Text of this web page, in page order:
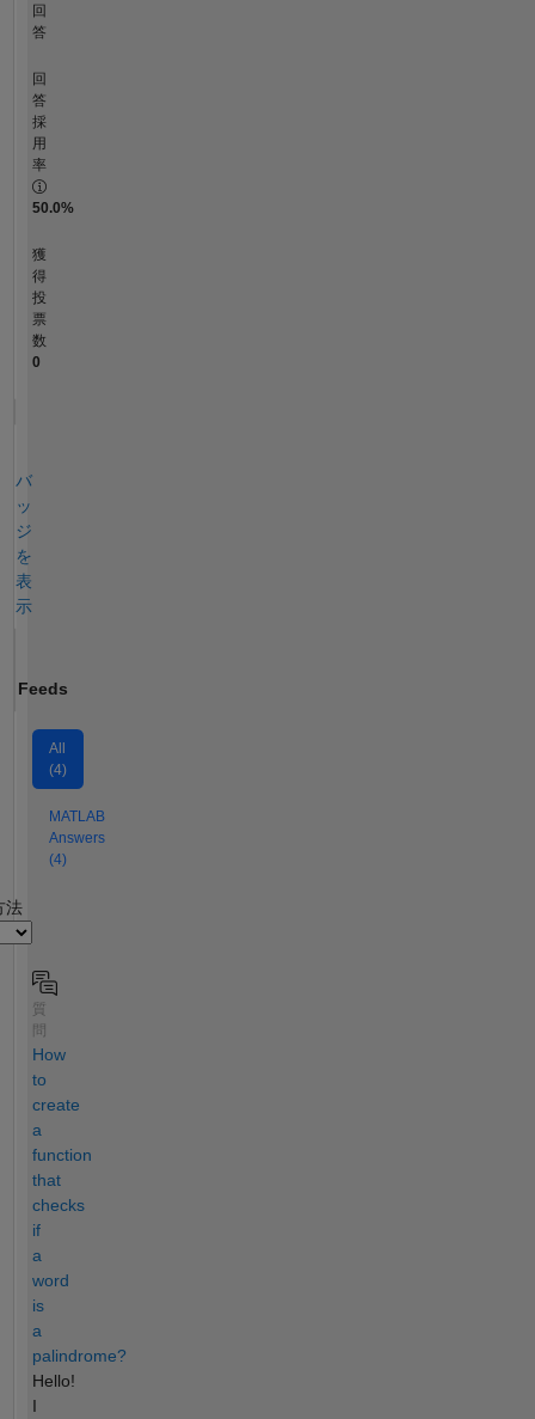
回
答
回
答
採
用
率
50.0%
獲
得
投
票
数
0
バ
ッ
ジ
を
表
示
Feeds
All
(4)
MATLAB
Answers
(4)
法
質
How
to
create
a
function
that
checks
if
a
word
is
a
palindrome?
Hello!
I